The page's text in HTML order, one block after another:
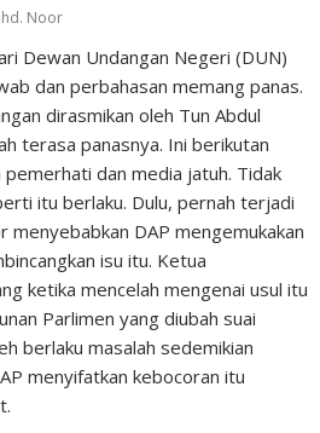
Noor
Dewan Undangan Negeri (DUN)
dan perbahasan memang panas.
dirasmikan oleh Tun Abdul
terasa panasnya. Ini berikutan
pemerhati dan media jatuh. Tidak
itu berlaku. Dulu, pernah terjadi
menyebabkan DAP mengemukakan
isu itu. Ketua
ketika mencelah mengenai usul itu
Parlimen yang diubah suai
berlaku masalah sedemikian
menyifatkan kebocoran itu